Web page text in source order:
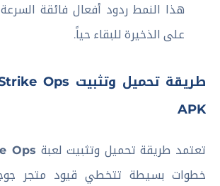
هذا النمط ردود أفعال فائقة
على الذخيرة للبقاء حياً.
APK
تعتمد طريقة تحميل وتثبيت لعبة Ops
خطوات بسيطة تتخطي قيود متجر